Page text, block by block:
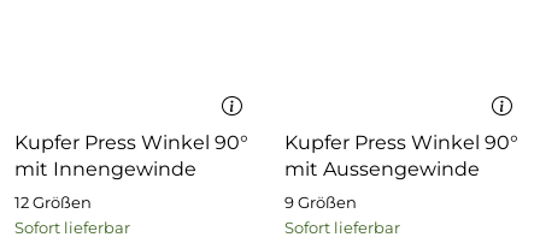
Kupfer Press Winkel 90°
mit Innengewinde
12 Größen
Sofort lieferbar
Kupfer Press Winkel 90°
mit Aussengewinde
9 Größen
Sofort lieferbar